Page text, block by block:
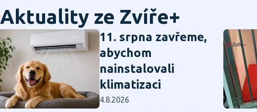
Aktuality ze Zvíře+
11. srpna zavřeme,
abychom
nainstalovali
klimatizaci
4.8.2026